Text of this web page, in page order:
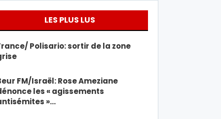
LES PLUS LUS
Polisario: sortir de la zone
FM/Israël: Rose Ameziane
les « agissements
»…